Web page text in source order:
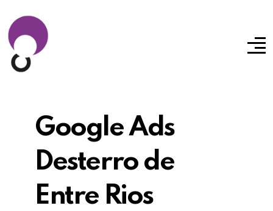
Google Ads
Desterro de
Entre Rios